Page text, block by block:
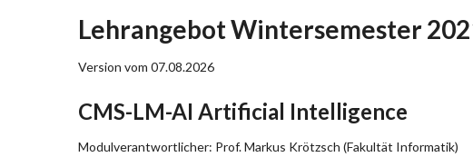
Lehrangebot Wintersemester
Version vom 07.08.2026
CMS-LM-AI Artificial Intelligence
Modulverantwortlicher: Prof. Markus Krötzsch (Fakultät Informatik)